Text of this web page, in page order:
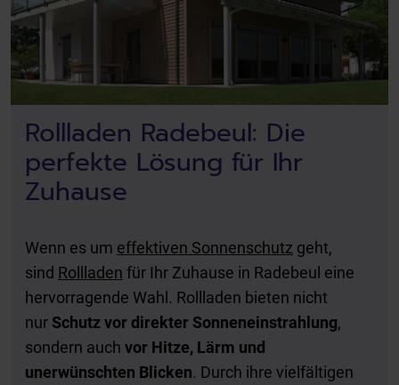
Rollladen Radebeul: Die
perfekte Lösung für Ihr
Zuhause
Wenn es um effektiven Sonnenschutz geht,
sind Rollladen für Ihr Zuhause in Radebeul eine
hervorragende Wahl. Rollladen bieten nicht
nur Schutz vor direkter Sonneneinstrahlung,
sondern auch vor Hitze, Lärm und
unerwünschten Blicken. Durch ihre vielfältigen